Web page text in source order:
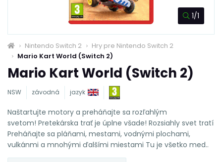
1/1
Nintendo Switch 2
Hry pre Nintendo Switch 2
Mario Kart World (Switch 2)
Mario Kart World (Switch 2)
NSW závodná jazyk
Naštartujte motory a preháňajte sa rozľahlým
svetom! Pretekárska trať je úplne všade! Rozsiahly svet tratí
Preháňajte sa pláňami, mestami, vodnými plochami,
vulkánmi a mnohými ďalšími miestami Tu je všetko med..